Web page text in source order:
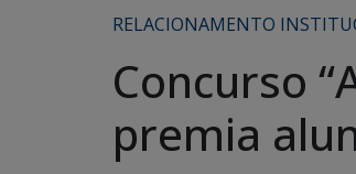
RELACIONAMENTO
Concurso
premia